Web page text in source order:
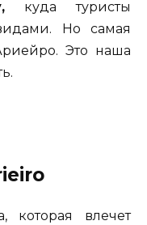
куда туристы
Но самая
Это наша
влечет